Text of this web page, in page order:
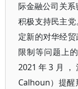
际金融公司关
积极支持民主
定新的对华经
限制等问题上
2021年3月
Calhoun）提醒